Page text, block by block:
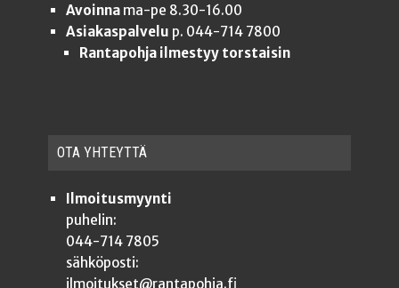
Avoinnama-pe 8.30-16.00
Asiakaspalvelu p. 044-714 7800
Rantapohja ilmestyy torstaisin
OTA YHTEYT­TÄ
Ilmoitusmyynti
puhelin:
044-714 7805
sähköposti:
ilmoitukset@rantapohja.fi